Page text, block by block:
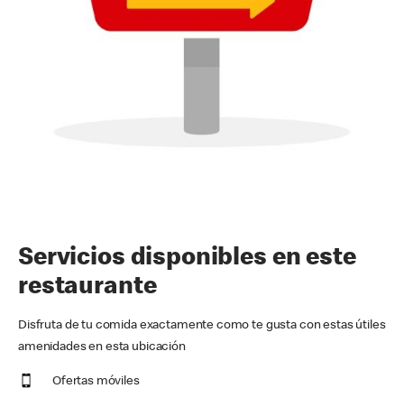
Servicios disponibles en este
restaurante
Disfruta de tu comida exactamente como te gusta con estas útiles
amenidades en esta ubicación
Ofertas móviles